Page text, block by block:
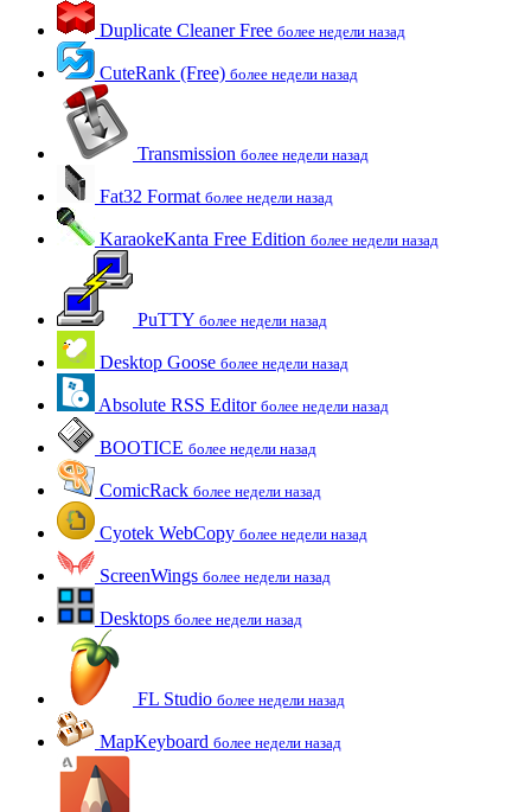
Duplicate Cleaner Free более недели назад
CuteRank (Free) более недели назад
Transmission более недели назад
Fat32 Format более недели назад
KaraokeKanta Free Edition более недели назад
PuTTY более недели назад
Desktop Goose более недели назад
Absolute RSS Editor более недели назад
BOOTICE более недели назад
ComicRack более недели назад
Cyotek WebCopy более недели назад
ScreenWings более недели назад
Desktops более недели назад
FL Studio более недели назад
MapKeyboard более недели назад